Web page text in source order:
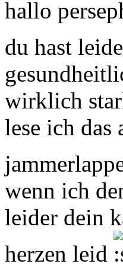
hallo
du hast
wirklich
lese ich das
wenn ich
leider dein
herzen leid